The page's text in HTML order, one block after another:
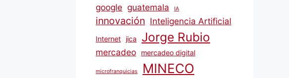
google guatemala IA
innovación Inteligencia Artificial
Internet jica Jorge Rubio
mercadeo mercadeo digital
microfranquicias MINECO